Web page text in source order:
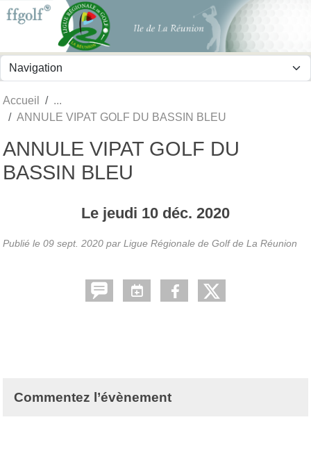
Accueil
ANNULE VIPAT GOLF DU BASSIN BLEU
ANNULE VIPAT GOLF DU
BASSIN BLEU
Le jeudi 10 déc. 2020
Publié le 09 sept. 2020 par Ligue Régionale de Golf de La Réunion
Commentez l’évènement
Panneau de gestion des cookies